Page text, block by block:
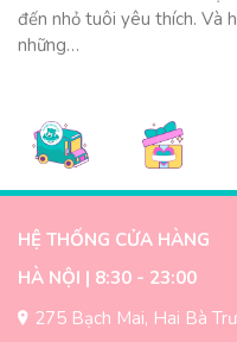
đến nhỏ tuôi yêu thích. Và
những…
HỆ THỐNG CỬA HÀNG
HÀ NỘI | 8:30 - 23:00
275 Bạch Mai, Hai Bà